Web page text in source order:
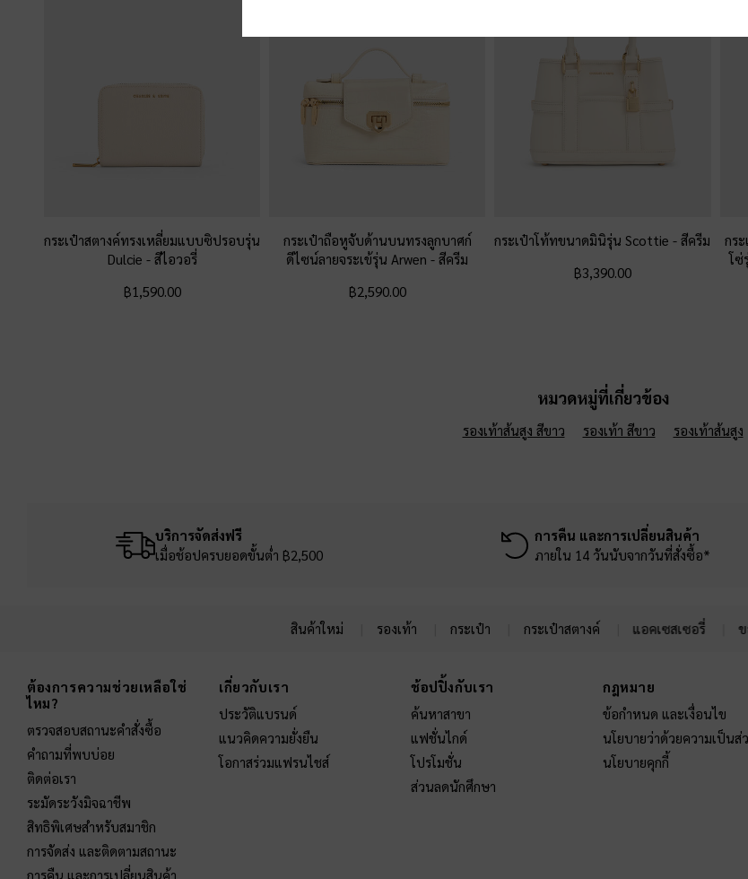
กระเป๋าสตางค์ทรงเหลี่ยมแบบซิปรอบรุ่น
Dulcie - สีไอวอรี่
฿1,590.00
กระเป๋าถือหูจับด้านบนทรงลูกบาศก์
ดีไซน์ลายจระเข้รุ่น Arwen-สีครีม
฿2,590.00
กระเป๋าโท้ทขนาดมินิรุ่น Scottie-สีครีม
฿3,390.00
กร
โซ่
หมวดหมู่ที่เกี่ยวข้อง
รองเท้าส้นสูง สีขาว รองเท้า สีขาว รองเท้าส้นสูง
บริการจัดส่งฟรี
เมื่อช้อปครบยอดขั้นต่ำ ฿2,500
การคืน และการเปลี่ยนสินค้า
ภายใน 14 วันนับจากวันที่สั่งซื้อ*
สินค้าใหม่ รองเท้า กระเป๋า กระเป๋าสตางค์ แอคเซสเซอรี่
ต้องการความช่วยเหลือใช่
ไหม?
ตรวจสอบสถานะคำสั่งซื้อ
คำถามที่พบบ่อย
ติดต่อเรา
ระมัดระวังมิจฉาชีพ
สิทธิพิเศษสำหรับสมาชิก
การจัดส่ง และติดตามสถานะ
การคืน และการเปลี่ยนสินค้า
เกี่ยวกับเรา
ประวัติแบรนด์
แนวคิดความยั่งยืน
โอกาสร่วมแฟรนไชส์
ช้อปปิ้งกับเรา
ค้นหาสาขา
แฟชั่นไกด์
โปรโมชั่น
ส่วนลดนักศึกษา
กฎหมาย
ข้อกำหนด และเงื่อนไข
นโยบายว่าด้วยความเป็นส่
นโยบายคุกกี้